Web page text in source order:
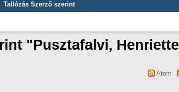
Tallózás Szerző szerint
"Pusztafalvi, Henriette
Atom